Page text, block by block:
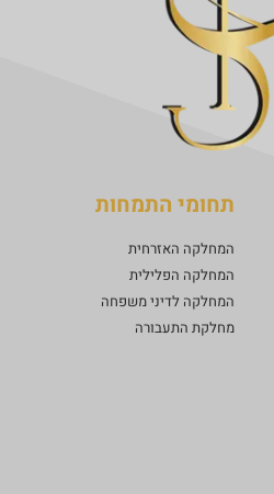
תחומי התמחות
המחלקה האזרחית
המחלקה הפלילית
המחלקה לדיני משפחה
מחלקת התעבורה